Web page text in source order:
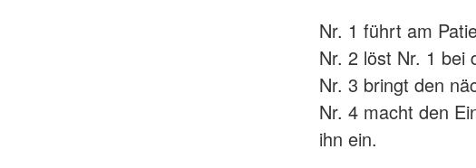
Nr. 1 führt am
Nr. 2 löst Nr. 1 bei
Nr. 3 bringt den
Nr. 4 macht den
ihn ein.